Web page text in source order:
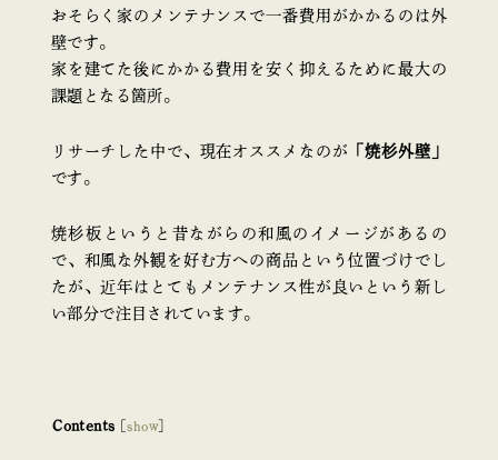
おそらく家のメンテナンスで一番費用がかかるのは外
壁です。
家を建てた後にかかる費用を安く抑えるために最大の
課題となる箇所。
リサーチした中で、現在オススメなのが 「焼杉外壁」
です。
焼杉板というと昔ながらの和風のイメージがあるの
で、和風な外観を好む方への商品という位置づけでし
たが、近年はとてもメンテナンス性が良いという新し
い部分で注目されています。
Contents [show]